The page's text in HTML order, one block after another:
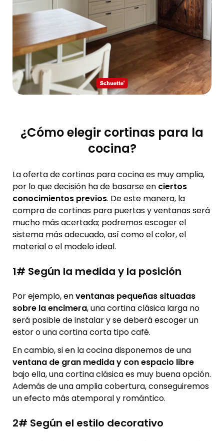
¿Cómo elegir cortinas para la
cocina?
La oferta de cortinas para cocina es muy amplia,
por lo que decisión ha de basarse en ciertos
conocimientos previos. De este manera, la
compra de cortinas para puertas y ventanas será
mucho más acertada; podremos escoger el
sistema más adecuado, así como el color, el
material o el modelo ideal.
1# Según la medida y la posición
Por ejemplo, enventanas pequeñas situadas
sobre la encimera, una cortina clásica larga no
será posible de instalar y se deberá escoger un
estor o una cortina corta tipo café.
En cambio, si en la cocina disponemos de una
ventana de gran medida y con espacio libre
bajo ella, una cortina clásica es muy buena opción.
Además de una amplia cobertura, conseguiremos
un efecto más atemporal y romántico.
2# Según el estilo decorativo